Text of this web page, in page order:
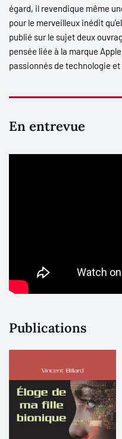
égard, il revendique même
pour le merveilleux inédit
publié sur le sujet deux
pensée liée à la marque
passionnés de technologie
En entrevue
Publications